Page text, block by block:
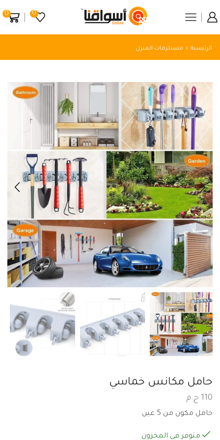
0
0
الرئيسية مستلزمات المنزل
حامل مكانس خماسي
110 ج.م
حامل مكون من 5 عين
متوفر في المخزون